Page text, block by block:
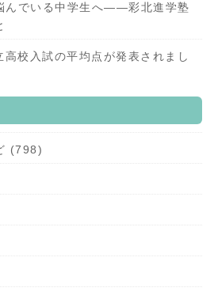
んでいる中学生へ——彩北進学塾
校入試の平均点が発表されまし
(798)